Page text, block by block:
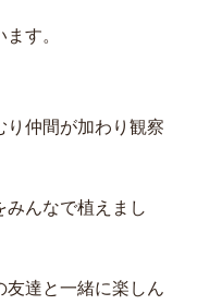
す。
り仲間が加わり観察
みんなで植えまし
友達と一緒に楽しん